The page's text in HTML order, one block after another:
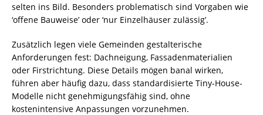
selten ins Bild. Besonders problematisch sind Vorgaben wie
‘offene Bauweise’ oder ‘nur Einzelhäuser zulässig’.
Zusätzlich legen viele Gemeinden gestalterische
Anforderungen fest: Dachneigung, Fassadenmaterialien
oder Firstrichtung. Diese Details mögen banal wirken,
führen aber häufig dazu, dass standardisierte Tiny-House-
Modelle nicht genehmigungsfähig sind, ohne
kostenintensive Anpassungen vorzunehmen.